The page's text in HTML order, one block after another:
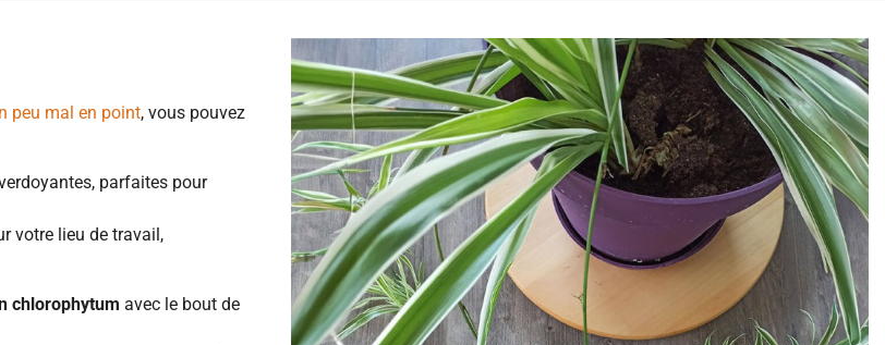
peu mal en point, vous pouvez
parfaites pour
votre lieu de travail,
chlorophytum avec le bout de